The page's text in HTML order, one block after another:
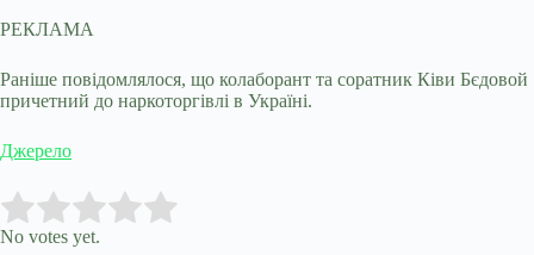
РЕКЛАМА
Раніше повідомлялося, що колаборант та соратник Ківи Бєдовой
причетний до наркоторгівлі в Україні.
Джерело
Rate this item:
No votes yet.